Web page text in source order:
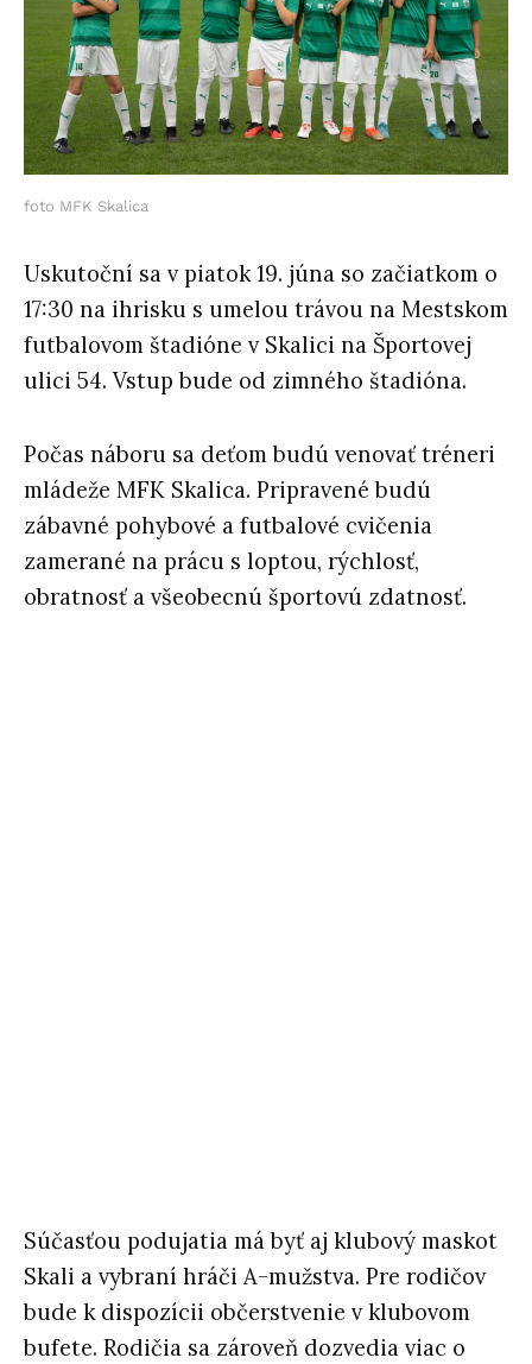
foto MFK Skalica
Uskutoční sa v piatok 19. júna so začiatkom o
17:30 na ihrisku s umelou trávou na Mestskom
futbalovom štadióne v Skalici na Športovej
ulici 54. Vstup bude od zimného štadióna.
Počas náboru sa deťom budú venovať tréneri
mládeže MFK Skalica. Pripravené budú
zábavné pohybové a futbalové cvičenia
zamerané na prácu s loptou, rýchlosť,
obratnosť a všeobecnú športovú zdatnosť.
Súčasťou podujatia má byť aj klubový maskot
Skali a vybraní hráči A-mužstva. Pre rodičov
bude k dispozícii občerstvenie v klubovom
bufete. Rodičia sa zároveň dozvedia viac o